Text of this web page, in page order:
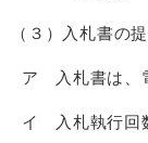
（３）入札書の
ア 入札書は、
イ 入札執行回